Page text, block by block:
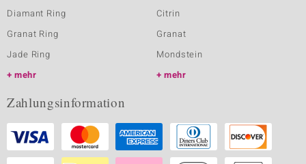
Diamant Ring
Granat Ring
Jade Ring
mehr
Citrin
Granat
Mondstein
mehr
Zahlungsinformation